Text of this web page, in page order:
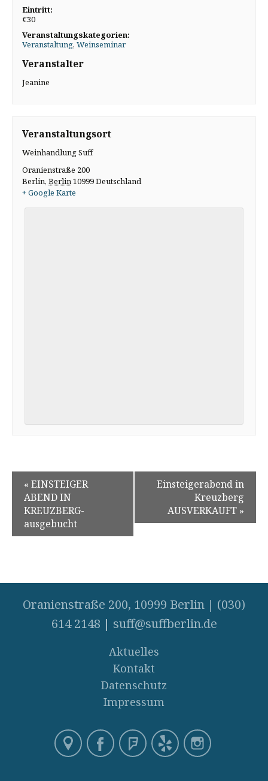
Eintritt:
€30
Veranstaltungskategorien:
Veranstaltung,Weinseminar
Veranstalter
Jeanine
Veranstaltungsort
Weinhandlung Suff
Oranienstraße 200
Berlin, Berlin10999Deutschland
+ Google Karte
« EINSTEIGER
ABEND IN
KREUZBERG-
ausgebucht
Einsteigerabend in
Kreuzberg
AUSVERKAUFT »
Oranienstraße 200, 10999 Berlin | (030)
614 2148 | suff@suffberlin.de
Aktuelles
Kontakt
Datenschutz
Impressum